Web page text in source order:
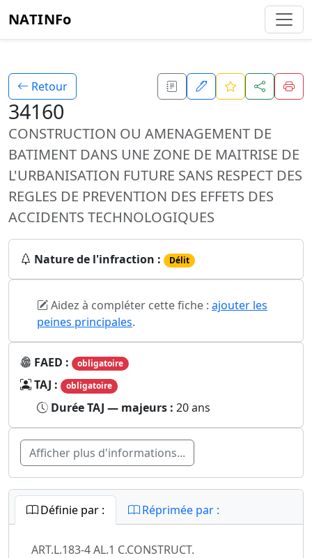
NATINFo
Retour
34160
CONSTRUCTION OU AMENAGEMENT DE
BATIMENT DANS UNE ZONE DE MAITRISE DE
L'URBANISATION FUTURE SANS RESPECT DES
REGLES DE PREVENTION DES EFFETS DES
ACCIDENTS TECHNOLOGIQUES
Nature de l'infraction : Délit
Aidez à compléter cette fiche : ajouter les
peines principales.
FAED : obligatoire
TAJ : obligatoire
Durée TAJ — majeurs : 20 ans
Afficher plus d'informations...
Définie par : Réprimée par :
ART.L.183-4 AL.1 C.CONSTRUCT.